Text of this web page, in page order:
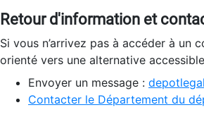
Retour d'information et
Si vous n’arrivez pas à accéder à
orienté vers une alternative
Envoyer un message :
Contacter le Département du